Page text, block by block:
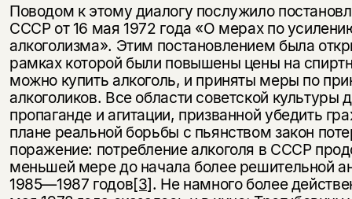
Поводом к этому диалогу послужило
СССР от 16 мая 1972 года «О мерах по
алкоголизма». Этим постановлением была
рамках которой были повышены цены на
можно купить алкоголь, и приняты меры по
алкоголиков. Все области советской
пропаганде и агитации, призванной убедить
плане реальной борьбы с пьянством закон
поражение: потребление алкоголя в СССР
меньшей мере до начала более решительной
1985—1987 годов[3]. Не намного более